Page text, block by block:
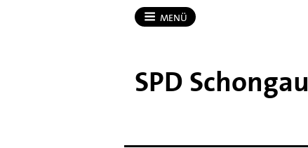
MENÜ
SPD Schongau